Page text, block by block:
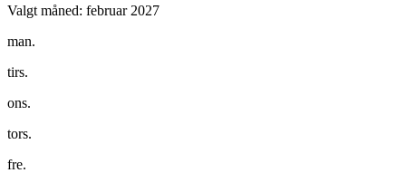
Valgt måned: februar 2027
man.
tirs.
ons.
tors.
fre.